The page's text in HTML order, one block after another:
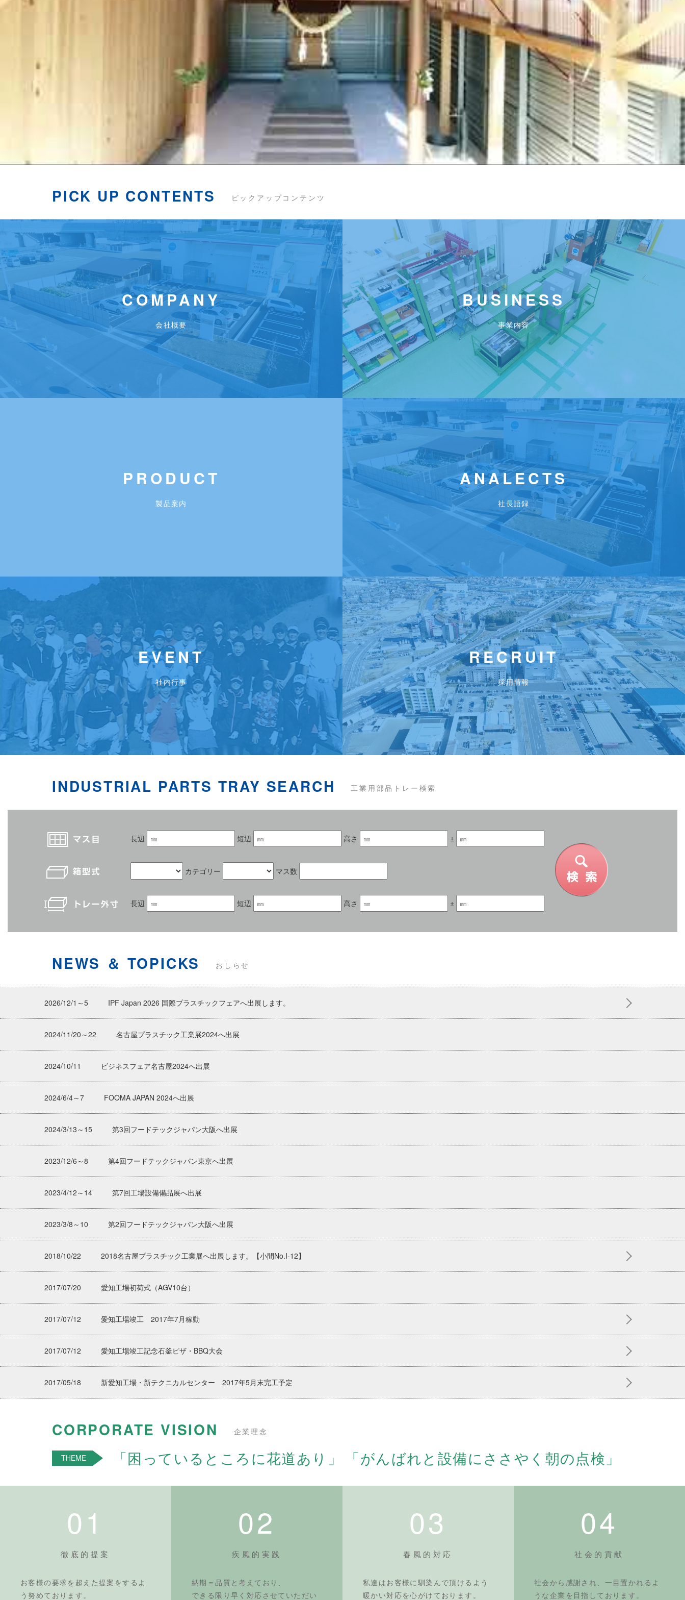
PICK UP CONTENTS ピックアップコンテンツ
COMPANY
会社概要
BUSINESS
事業内容
PRODUCT
製品案内
ANALECTS
社長語録
EVENT
社内行事
RECRUIT
採用情報
INDUSTRIAL PARTS TRAY SEARCH 工業用部品トレー検索
長辺 短辺 高さ ±
カテゴリー マス数
長辺 短辺 高さ ±
NEWS ＆ TOPICKS おしらせ
2026/12/1～5 IPF Japan 2026 国際プラスチックフェアへ出展します。
2024/11/20～22 名古屋プラスチック工業展2024へ出展
2024/10/11 ビジネスフェア名古屋2024へ出展
2024/6/4～7 FOOMA JAPAN 2024へ出展
2024/3/13～15 第3回フードテックジャパン大阪へ出展
2023/12/6～8 第4回フードテックジャパン東京へ出展
2023/4/12～14 第7回工場設備備品展へ出展
2023/3/8～10 第2回フードテックジャパン大阪へ出展
2018/10/22 2018名古屋プラスチック工業展へ出展します。【小間No.I-12】
2017/07/20 愛知工場初荷式（AGV10台）
2017/07/12 愛知工場竣工 2017年7月稼動
2017/07/12 愛知工場竣工記念石釜ピザ・BBQ大会
2017/05/18 新愛知工場・新テクニカルセンター 2017年5月末完工予定
CORPORATE VISION 企業理念
THEME 「困っているところに花道あり」 「がんばれと設備にささやく朝の点検」
01
徹底的提案
お客様の要求を超えた提案をするよ
う努めております。
02
疾風的実践
納期＝品質と考えており、
できる限り早く対応させていただい
03
春風的対応
私達はお客様に馴染んで頂けるよう
暖かい対応を心がけております。
04
社会的貢献
社会から感謝され、一目置かれるよ
うな企業を目指しております。